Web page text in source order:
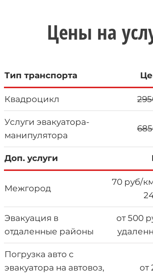
Цены на
Тип транспорта
Квадроцикл
Услуги эвакуатора-
манипулятора
Доп. услуги
Межгород
70 руб/
Эвакуация в
отдаленные районы
от 500
Погрузка авто с
эвакуатора на автовоз,
от